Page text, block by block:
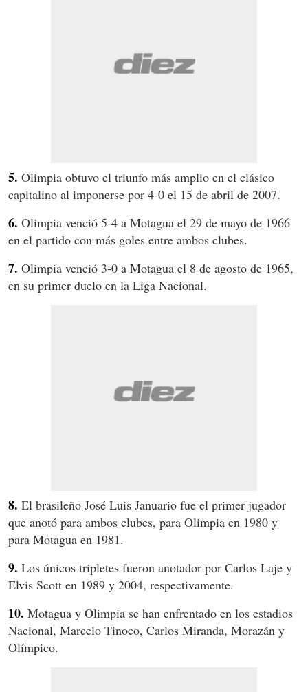
5. Olimpia obtuvo el triunfo más amplio en el clásico
capitalino al imponerse por 4-0 el 15 de abril de 2007.
6. Olimpia venció 5-4 a Motagua el 29 de mayo de 1966
en el partido con más goles entre ambos clubes.
7. Olimpia venció 3-0 a Motagua el 8 de agosto de 1965,
en su primer duelo en la Liga Nacional.
8. El brasileño José Luis Januario fue el primer jugador
que anotó para ambos clubes, para Olimpia en 1980 y
para Motagua en 1981.
9. Los únicos tripletes fueron anotador por Carlos Laje y
Elvis Scott en 1989 y 2004, respectivamente.
10. Motagua y Olimpia se han enfrentado en los estadios
Nacional, Marcelo Tinoco, Carlos Miranda, Morazán y
Olímpico.